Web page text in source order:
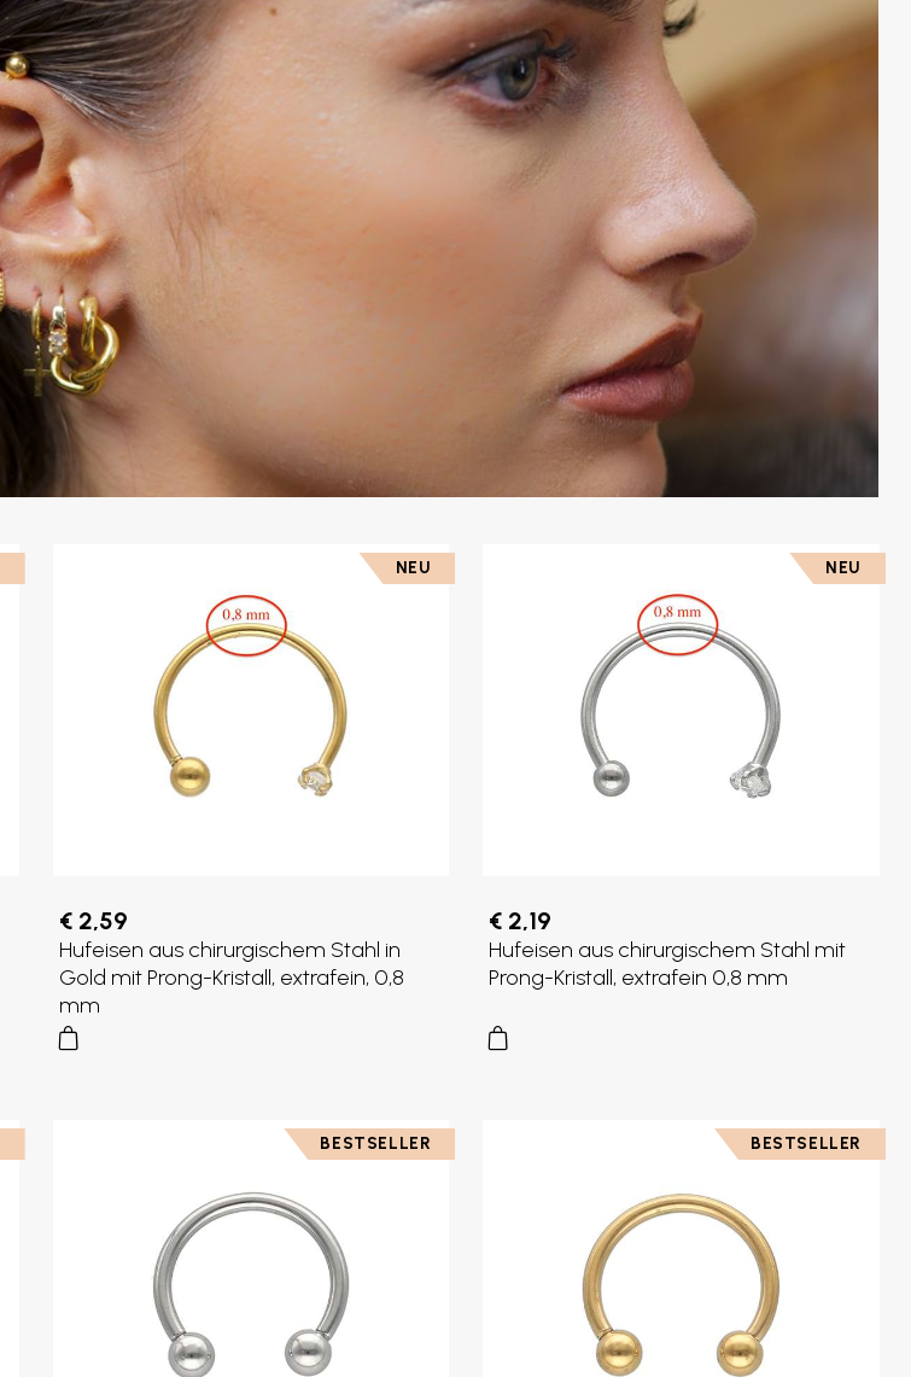
NEU
€ 2,59
Hufeisen aus chirurgischem Stahl in
Gold mit Prong-Kristall, extrafein, 0,8
mm
NEU
€ 2,19
Hufeisen aus chirurgischem Stahl mit
Prong-Kristall, extrafein 0,8 mm
BESTSELLER BESTSELLER